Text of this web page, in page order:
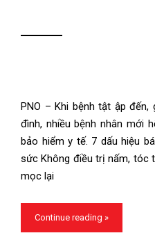
PNO – Khi bệnh tật ập đến,
đình, nhiều bệnh nhân mới
bảo hiểm y tế. 7 dấu hiệu
sức Không điều trị nấm, tóc
mọc lại
Continue reading »